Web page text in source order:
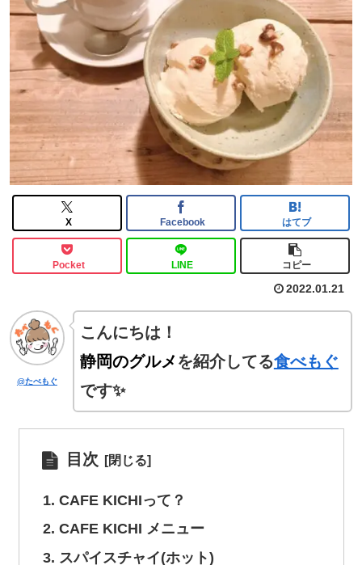
X Facebook はてブ
Pocket LINE コピー
2022.01.21
@たべもぐ
こんにちは！
静岡のグルメを紹介してる食べもぐ
です✨
目次
CAFE KICHIって？
CAFE KICHI メニュー
スパイスチャイ(ホット)